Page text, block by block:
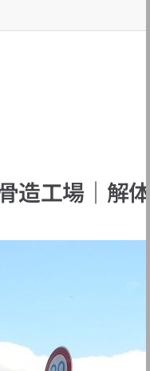
造工場｜解